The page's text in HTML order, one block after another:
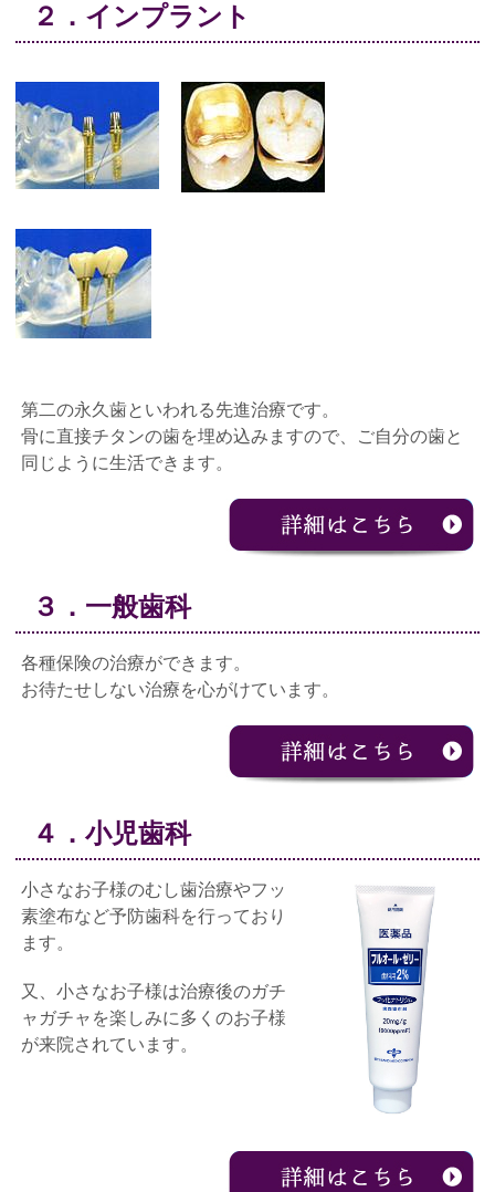
２．インプラント
第二の永久歯といわれる先進治療です。
骨に直接チタンの歯を埋め込みますので、ご自分の歯と
同じように生活できます。
３．一般歯科
各種保険の治療ができます。
お待たせしない治療を心がけています。
４．小児歯科
小さなお子様のむし歯治療やフッ
素塗布など予防歯科を行っており
ます。
又、小さなお子様は治療後のガチ
ャガチャを楽しみに多くのお子様
が来院されています。